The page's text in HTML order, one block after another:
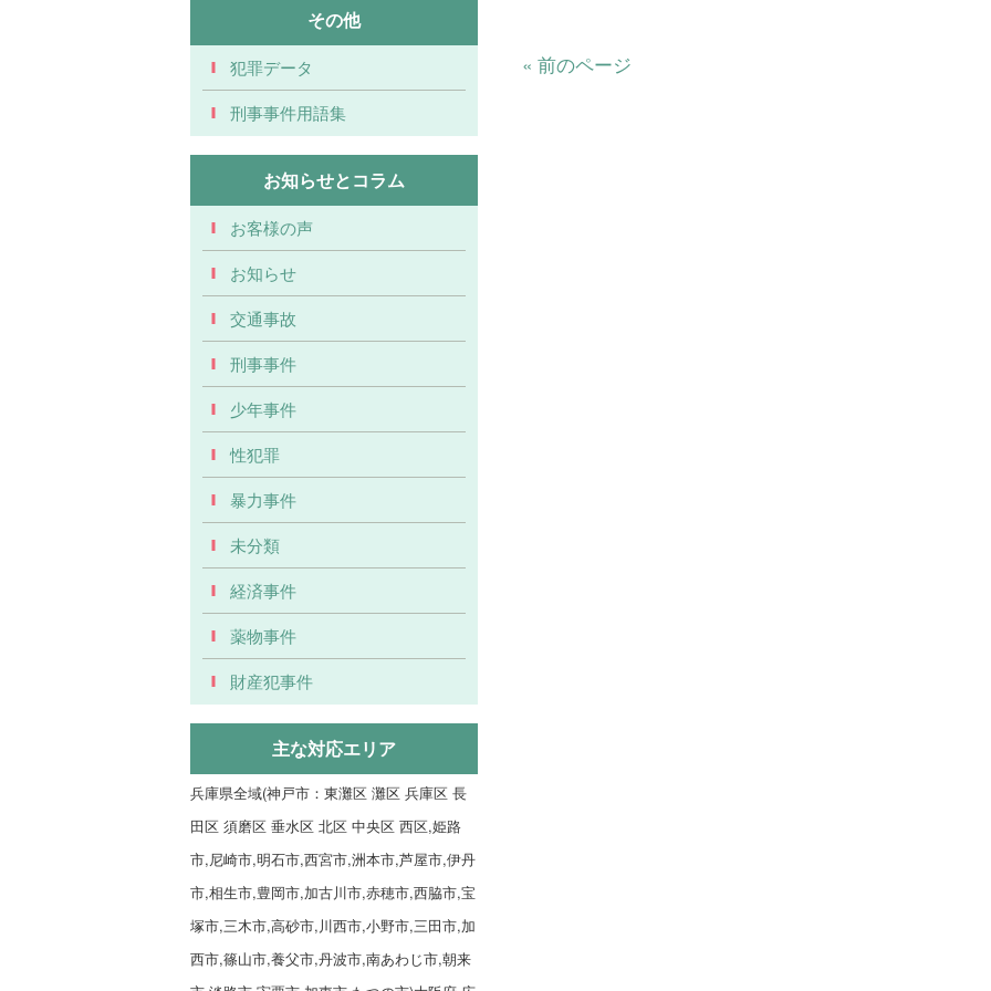
« 前のページ
その他
犯罪データ
刑事事件用語集
お知らせとコラム
お客様の声
お知らせ
交通事故
刑事事件
少年事件
性犯罪
暴力事件
未分類
経済事件
薬物事件
財産犯事件
主な対応エリア
兵庫県全域(神戸市：東灘区 灘区 兵庫区 長
田区 須磨区 垂水区 北区 中央区 西区,姫路
市,尼崎市,明石市,西宮市,洲本市,芦屋市,伊丹
市,相生市,豊岡市,加古川市,赤穂市,西脇市,宝
塚市,三木市,高砂市,川西市,小野市,三田市,加
西市,篠山市,養父市,丹波市,南あわじ市,朝来